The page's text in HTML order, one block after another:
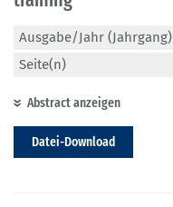
Ausgabe/Jahr (Jahrgang)
Seite(n)
Abstract anzeigen
Datei-Download